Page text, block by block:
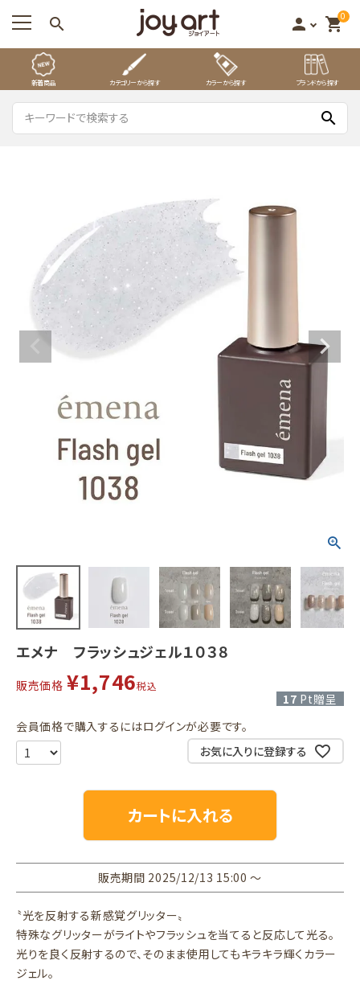
search person 0
shopping_cart
新着商品 カテゴリーから探す カラーから探す ブランドから探す
search
エメナ フラッシュジェル１０３８
販売価格 ¥1,746税込
17 Pt贈呈
会員価格で購入するにはログインが必要です。
お気に入りに登録する
カートに入れる
販売期間 2025/12/13 15:00〜
〝光を反射する新感覚グリッター〟
特殊なグリッターがライトやフラッシュを当てると反応して光る。
光りを良く反射するので、そのまま使用してもキラキラ輝くカラー
ジェル。